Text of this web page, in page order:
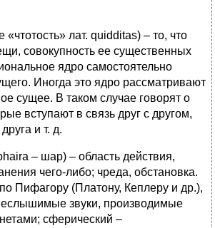
лат. quidditas) – то, что
совокупность ее существенных
ядро самостоятельно
Иногда это ядро рассматривают
сущее. В таком случае говорят о
вступают в связь друг с другом,
и т. д.
– шар) – область действия,
чего-либо; чреда, обстановка.
Пифагору (Платону, Кеплеру и др.),
звуки, производимые
сферический –